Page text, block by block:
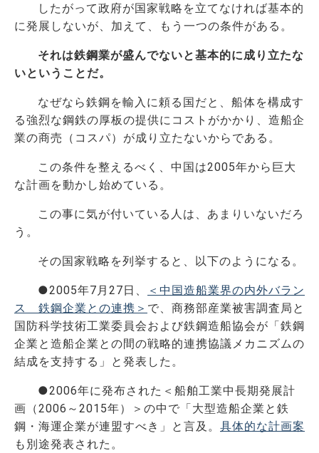
したがって政府が国家戦略を立てなければ基本的
に発展しないが、加えて、もう一つの条件がある。
それは鉄鋼業が盛んでないと基本的に成り立たな
いということだ。
なぜなら鉄鋼を輸入に頼る国だと、船体を構成す
る強烈な鋼鉄の厚板の提供にコストがかかり、造船企
業の商売（コスパ）が成り立たないからである。
この条件を整えるべく、中国は2005年から巨大
な計画を動かし始めている。
この事に気が付いている人は、あまりいないだろ
う。
その国家戦略を列挙すると、以下のようになる。
●2005年7月27日、
＜中国造船業界の内外バラン
ス 鉄鋼企業との連携＞ で、商務部産業被害調査局と
国防科学技術工業委員会および鉄鋼造船協会が「鉄鋼
企業と造船企業との間の戦略的連携協議メカニズムの
結成を支持する」と発表した。
●2006年に発布された＜船舶工業中長期発展計
画（2006～2015年）＞の中で「大型造船企業と鉄
鋼・海運企業が連盟すべき」と言及。 具体的な計画案
も別途発表された。